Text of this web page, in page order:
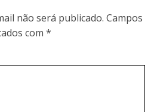
não será publicado. Campos
com *